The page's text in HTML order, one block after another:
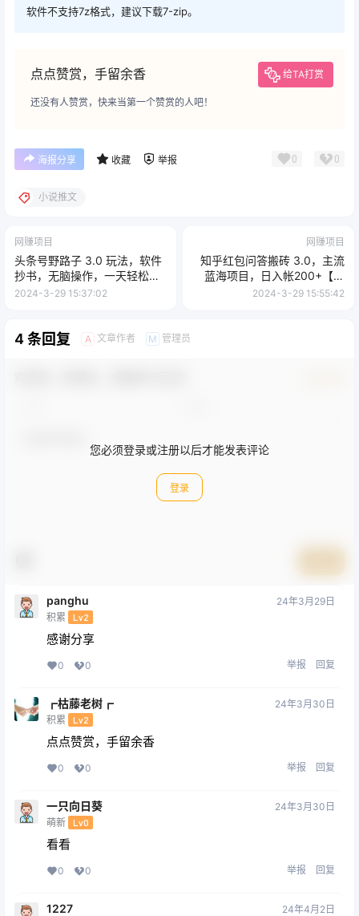
软件不支持7z格式，建议下载7-zip。
点点赞赏，手留余香 给TA打赏
还没有人赞赏，快来当第一个赞赏的人吧！
海报分享 收藏 举报 0 0
小说推文
网赚项目
头条号野路子 3.0 玩法，软件
抄书，无脑操作，一天轻松搞
个两三张
2024-3-29 15:37:02
网赚项目
知乎红包问答搬砖 3.0，主流
蓝海项目，日入帐200+【揭
秘】
2024-3-29 15:55:42
4 条回复 A 文章作者 M 管理员
您必须登录或注册以后才能发表评论
登录
panghu
积累 Lv2
24年3月29日
感谢分享
0 0 举报 回复
┏枯藤老树┏
积累 Lv2
24年3月30日
点点赞赏，手留余香
0 0 举报 回复
一只向日葵
萌新 Lv0
24年3月30日
看看
0 0 举报 回复
1227 24年4月2日